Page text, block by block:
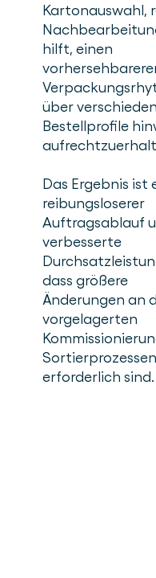
Kartonauswahl,
hilft, einen
über
Bestellprofile
Das Ergebnis ist
reibungsloserer
Auftragsablauf
verbesserte
dass größere
Änderungen an
vorgelagerten
Sortierprozessen
erforderlich sind.